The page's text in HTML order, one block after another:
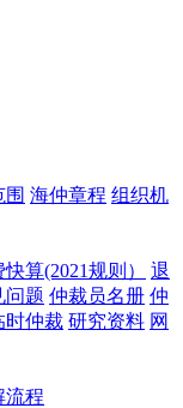
围 海仲章程 组织机
算(2021规则）
退
问题 仲裁员名册 仲
时仲裁 研究资料 网
流程